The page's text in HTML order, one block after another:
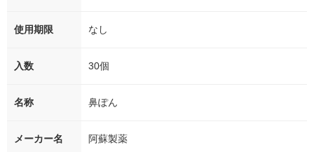
使用期限 なし
入数 30個
名称 鼻ぽん
メーカー名 阿蘇製薬